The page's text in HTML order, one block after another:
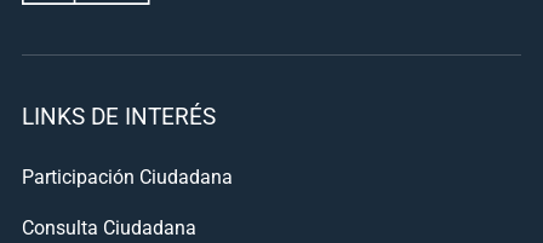
LINKS DE INTERÉS
Participación Ciudadana
Consulta Ciudadana